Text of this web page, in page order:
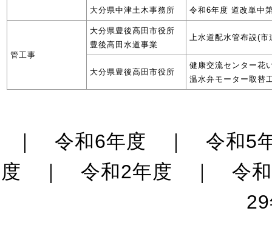
大分県中津土木事務所 令和6年度 道改単中
管工事
大分県豊後高田市役所
豊後高田水道事業
上水道配水管布設(
大分県豊後高田市役所
健康交流センター花
温水弁モーター取替
｜ 令和6年度 ｜ 令和5
度 ｜ 令和2年度 ｜ 令